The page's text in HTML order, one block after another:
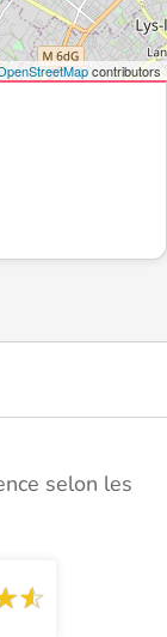
contributors
selon les